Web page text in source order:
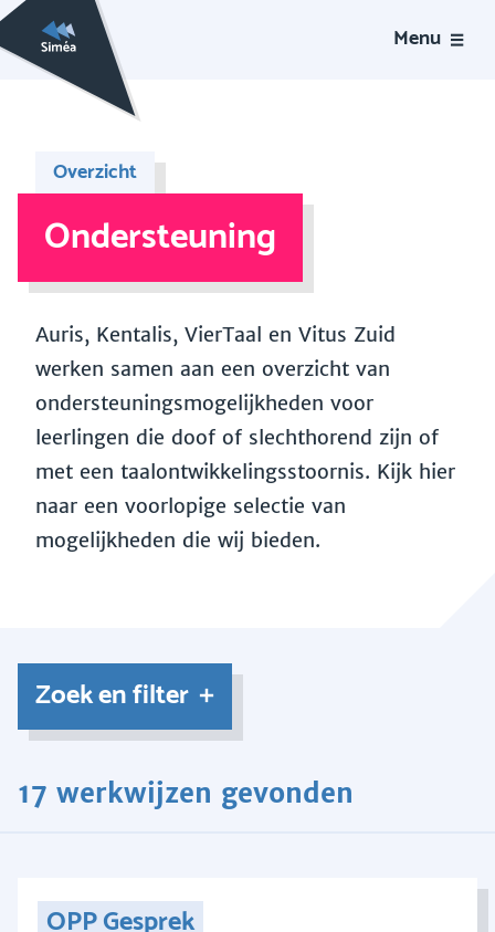
Menu
Overzicht
Ondersteuning
Auris, Kentalis, VierTaal en Vitus Zuid
werken samen aan een overzicht van
ondersteuningsmogelijkheden voor
leerlingen die doof of slechthorend zijn of
met een taalontwikkelingsstoornis. Kijk hier
naar een voorlopige selectie van
mogelijkheden die wij bieden.
Zoek en filter
17 werkwijzen gevonden
OPP Gesprek